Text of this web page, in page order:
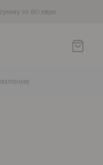
от 80 евро.